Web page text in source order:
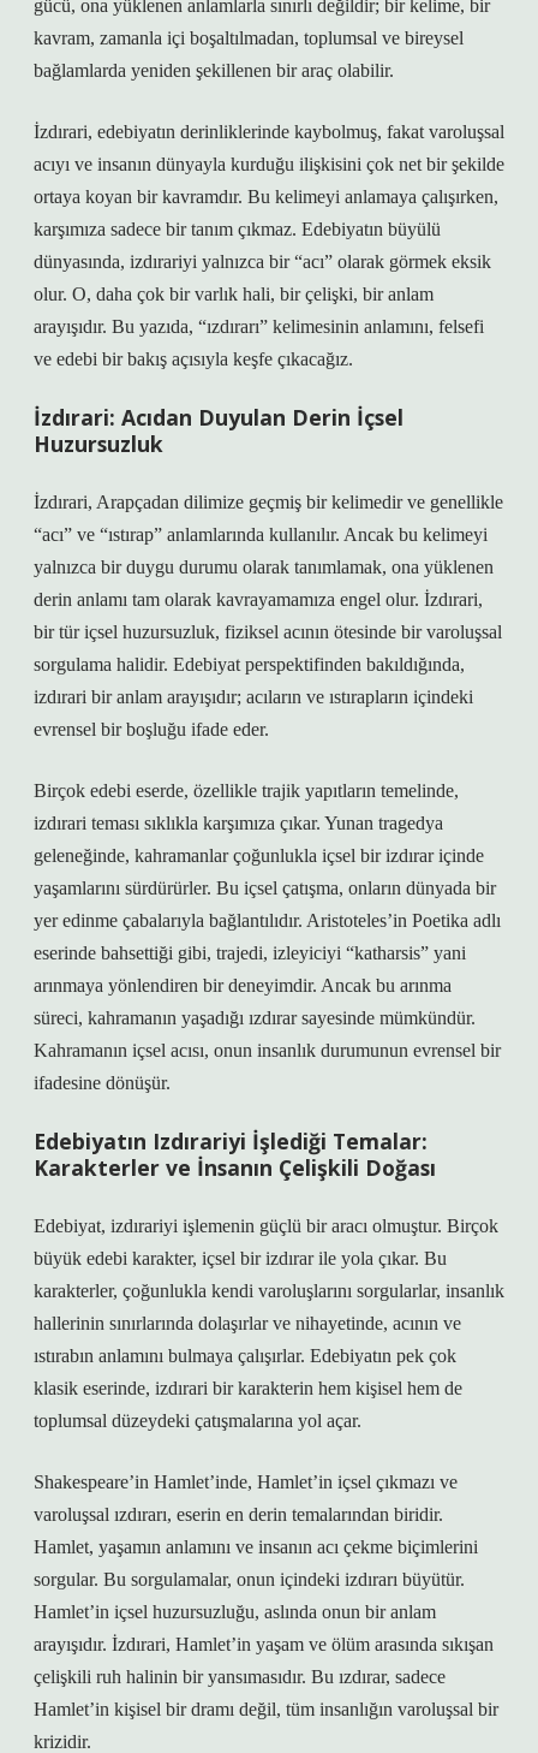
gücü, ona yüklenen anlamlarla sınırlı değildir; bir kelime, bir
kavram, zamanla içi boşaltılmadan, toplumsal ve bireysel
bağlamlarda yeniden şekillenen bir araç olabilir.
İzdırari, edebiyatın derinliklerinde kaybolmuş, fakat varoluşsal
acıyı ve insanın dünyayla kurduğu ilişkisini çok net bir şekilde
ortaya koyan bir kavramdır. Bu kelimeyi anlamaya çalışırken,
karşımıza sadece bir tanım çıkmaz. Edebiyatın büyülü
dünyasında, izdırariyi yalnızca bir “acı” olarak görmek eksik
olur. O, daha çok bir varlık hali, bir çelişki, bir anlam
arayışıdır. Bu yazıda, “ızdırarı” kelimesinin anlamını, felsefi
ve edebi bir bakış açısıyla keşfe çıkacağız.
İzdırari: Acıdan Duyulan Derin İçsel
Huzursuzluk
İzdırari, Arapçadan dilimize geçmiş bir kelimedir ve genellikle
“acı” ve “ıstırap” anlamlarında kullanılır. Ancak bu kelimeyi
yalnızca bir duygu durumu olarak tanımlamak, ona yüklenen
derin anlamı tam olarak kavrayamamıza engel olur. İzdırari,
bir tür içsel huzursuzluk, fiziksel acının ötesinde bir varoluşsal
sorgulama halidir. Edebiyat perspektifinden bakıldığında,
izdırari bir anlam arayışıdır; acıların ve ıstırapların içindeki
evrensel bir boşluğu ifade eder.
Birçok edebi eserde, özellikle trajik yapıtların temelinde,
izdırari teması sıklıkla karşımıza çıkar. Yunan tragedya
geleneğinde, kahramanlar çoğunlukla içsel bir izdırar içinde
yaşamlarını sürdürürler. Bu içsel çatışma, onların dünyada bir
yer edinme çabalarıyla bağlantılıdır. Aristoteles’in Poetika adlı
eserinde bahsettiği gibi, trajedi, izleyiciyi “katharsis” yani
arınmaya yönlendiren bir deneyimdir. Ancak bu arınma
süreci, kahramanın yaşadığı ızdırar sayesinde mümkündür.
Kahramanın içsel acısı, onun insanlık durumunun evrensel bir
ifadesine dönüşür.
Edebiyatın Izdırariyi İşlediği Temalar:
Karakterler ve İnsanın Çelişkili Doğası
Edebiyat, izdırariyi işlemenin güçlü bir aracı olmuştur. Birçok
büyük edebi karakter, içsel bir izdırar ile yola çıkar. Bu
karakterler, çoğunlukla kendi varoluşlarını sorgularlar, insanlık
hallerinin sınırlarında dolaşırlar ve nihayetinde, acının ve
ıstırabın anlamını bulmaya çalışırlar. Edebiyatın pek çok
klasik eserinde, izdırari bir karakterin hem kişisel hem de
toplumsal düzeydeki çatışmalarına yol açar.
Shakespeare’in Hamlet’inde, Hamlet’in içsel çıkmazı ve
varoluşsal ızdırarı, eserin en derin temalarından biridir.
Hamlet, yaşamın anlamını ve insanın acı çekme biçimlerini
sorgular. Bu sorgulamalar, onun içindeki izdırarı büyütür.
Hamlet’in içsel huzursuzluğu, aslında onun bir anlam
arayışıdır. İzdırari, Hamlet’in yaşam ve ölüm arasında sıkışan
çelişkili ruh halinin bir yansımasıdır. Bu ızdırar, sadece
Hamlet’in kişisel bir dramı değil, tüm insanlığın varoluşsal bir
krizidir.